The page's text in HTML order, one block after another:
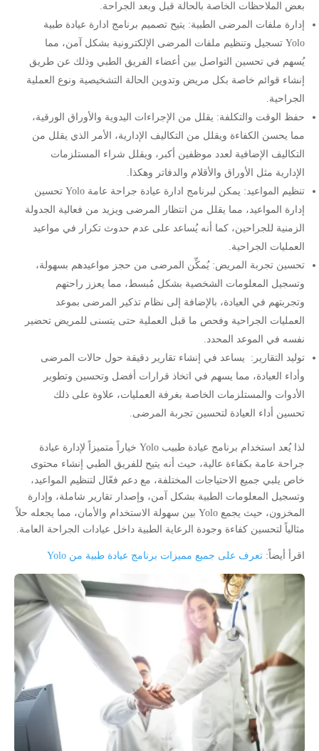
بعض الملاحظات الخاصة بالحالة قبل وبعد الجراحة.
إدارة ملفات المرضى الطبية: يتيح تصميم برنامج ادارة عيادة طبية
Yolo تسجيل وتنظيم ملفات المرضى الإلكترونية بشكل آمن، مما
يُسهم في تحسين التواصل بين أعضاء الفريق الطبي وذلك عن طريق
إنشاء قوائم خاصة بكل مريض وتدوين الحالة التشخيصية ونوع العملية
الجراحية.
حفظ الوقت والتكلفة: يقلل من الإجراءات اليدوية والأوراق الورقية،
مما يحسن الكفاءة ويقلل من التكاليف الإدارية، الأمر الذي يقلل من
التكاليف الإضافية لعدد موظفين أكبر، ويقلل شراء المستلزمات
الإدارية مثل الأوراق والأقلام والدفاتر وهكذا.
تنظيم المواعيد: يمكن لبرنامج ادارة عيادة جراحة عامة Yolo تحسين
إدارة المواعيد، مما يقلل من انتظار المرضى ويزيد من فعالية الجدولة
الزمنية للجراحين، كما أنه يُساعد على عدم حدوث تكرار في مواعيد
العمليات الجراحية.
تحسين تجربة المريض: يُمكِّن المرضى من حجز مواعيدهم بسهولة،
وتسجيل المعلومات الشخصية بشكل مُبسط، مما يعزز راحتهم
وتجربتهم في العيادة، بالإضافة إلى نظام تذكير المرضى بموعد
العمليات الجراحية وفحص ما قبل العملية حتى يتسنى للمريض تحضير
نفسه في الموعد المحدد.
توليد التقارير: يساعد في إنشاء تقارير دقيقة حول حالات المرضى
وأداء العيادة، مما يسهم في اتخاذ قرارات أفضل وتحسين وتطوير
الأدوات والمستلزمات الخاصة بغرفة العمليات، علاوة على ذلك
تحسين أداء العيادة لتحسين تجربة المرضى.
لذا يُعد استخدام برنامج عيادة طبيب Yolo خياراً متميزاً لإدارة عيادة
جراحة عامة بكفاءة عالية، حيث أنه يتيح للفريق الطبي إنشاء محتوى
خاص يلبي جميع الاحتياجات المختلفة، مع دعم فعّال لتنظيم المواعيد،
وتسجيل المعلومات الطبية بشكل آمن، وإصدار تقارير شاملة، وإدارة
المخزون، حيث يجمع Yolo بين سهولة الاستخدام والأمان، مما يجعله حلاً
مثالياً لتحسين كفاءة وجودة الرعاية الطبية داخل عيادات الجراحة العامة.
اقرأ أيضاً: تعرف على جميع مميزات برنامج عيادة طبية من Yolo